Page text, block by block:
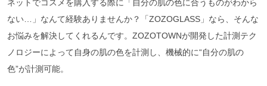
ネットでコスメを購入する際に「自分の肌の色に合うものがわから
ない…」なんて経験ありませんか？「ZOZOGLASS」なら、そんな
お悩みを解決してくれるんです。ZOZOTOWNが開発した計測テク
ノロジーによって自身の肌の色を計測し、機械的に“自分の肌の
色”が計測可能。